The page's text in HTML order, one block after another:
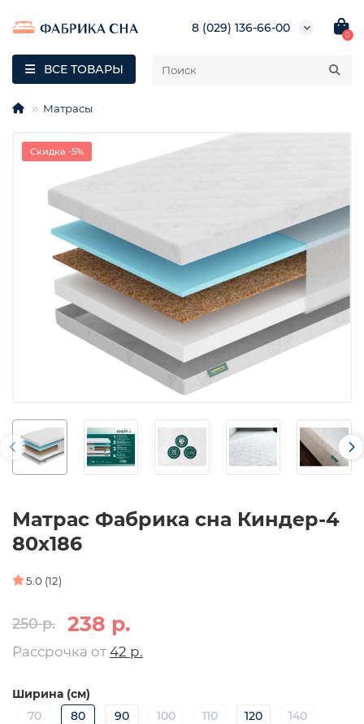
8 (029) 136-66-00
0
ВСЕ ТОВАРЫ
Матрасы
Скидка -5%
Матрас Фабрика сна Киндер-4
80х186
5.0 (12)
250 р. 238 р.
Рассрочка от 42 р.
Ширина (см)
70
80 90 100 110 120 140